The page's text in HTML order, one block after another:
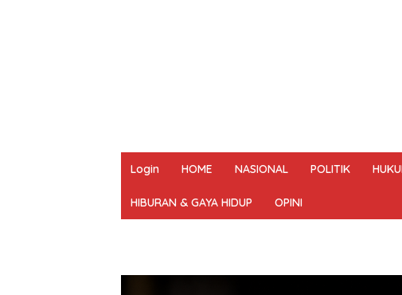
Login HOME NASIONAL POLITIK
HIBURAN & GAYA HIDUP OPINI